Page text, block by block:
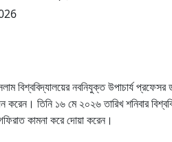
বিশ্ববিদ্যালয়ের নবনিযুক্ত উপাচার্য প্রফেসর
করেন। তিনি ১৬ মে ২০২৬ তারিখ শনিবার
কামনা করে দোয়া করেন।